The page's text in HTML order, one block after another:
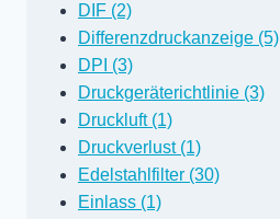
DIF (2)
Differenzdruckanzeige (5)
DPI (3)
Druckgeräterichtlinie (3)
Druckluft (1)
Druckverlust (1)
Edelstahlfilter (30)
Einlass (1)